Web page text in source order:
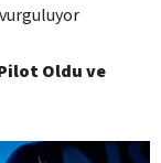
Oldu ve